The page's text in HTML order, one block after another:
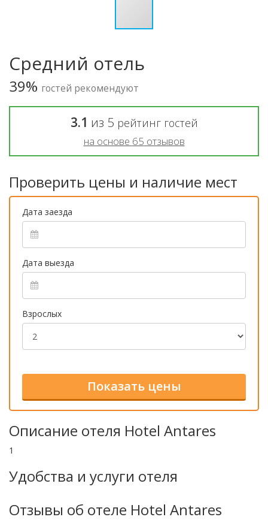
Средний отель
39% гостей рекомендуют
3.1 из 5 рейтинг гостей
на основе 65 отзывов
Проверить цены и наличие мест
Дата заезда
Дата выезда
Взрослых
Описание отеля Hotel Antares
1
Удобства и услуги отеля
Отзывы об отеле Hotel Antares